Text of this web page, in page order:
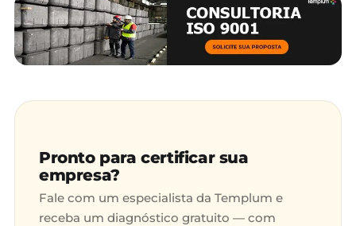
Pronto para certificar sua
empresa?
Fale com um especialista da Templum e
receba um diagnóstico gratuito — com